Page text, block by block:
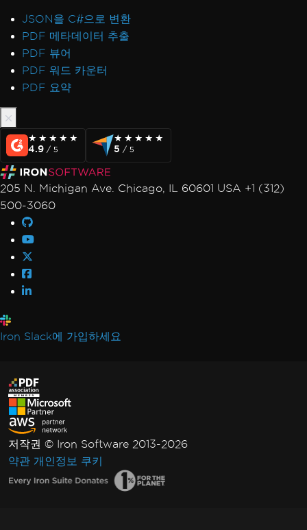
JSON을 C#으로 변환
PDF 메타데이터 추출
PDF 뷰어
PDF 워드 카운터
PDF 요약
★★★★★
★★★★★
4.9 / 5
★★★★★
★★★★★
5 / 5
205 N. Michigan Ave. Chicago, IL 60601 USA +1 (312)
500-3060
Iron Slack에 가입하세요
저작권 © Iron Software 2013-2026
약관 개인정보 쿠키